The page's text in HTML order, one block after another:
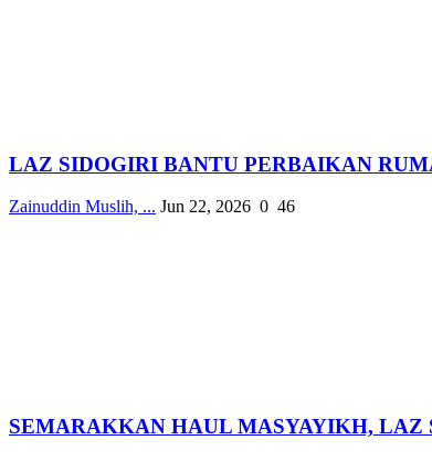
LAZ SIDOGIRI BANTU PERBAIKAN
Zainuddin Muslih, ... Jun 22, 2026 0 46
SEMARAKKAN HAUL MASYAYIKH, LAZ